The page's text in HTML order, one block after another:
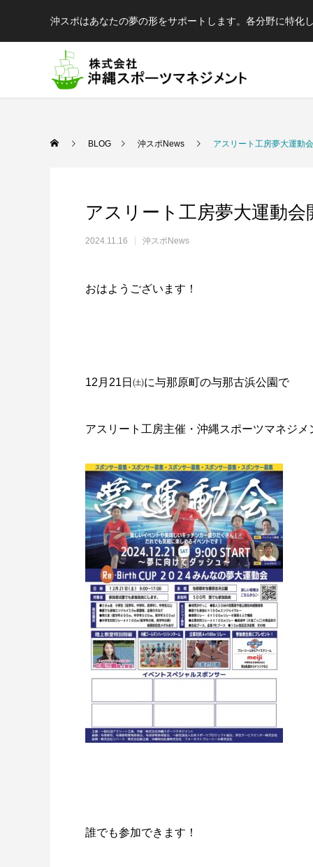
沖スポはあなたの夢の形をサポートします。各分野に特化
BLOG 沖スポNews アスリート工房夢大運動
アスリート工房夢大運動会
2024.11.16 沖スポNews
おはようございます！
12月21日㈯に与那原町の与那古浜公園で
アスリート工房主催・沖縄スポーツマネジ
誰でも参加できます！